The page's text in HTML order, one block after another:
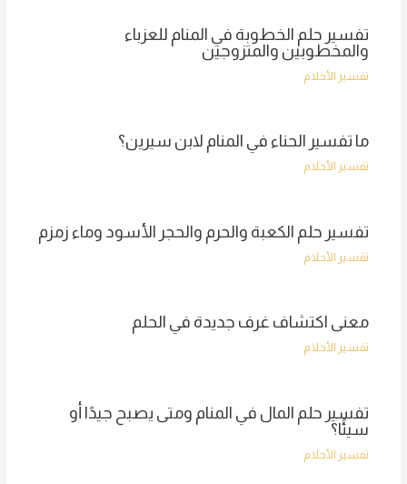
تفسير حلم الخطوبة في المنام للعزباء
والمخطوبين والمتزوجين
تفسير الأحلام
ما تفسير الحناء في المنام لابن سيرين؟
تفسير الأحلام
تفسير حلم الكعبة والحرم والحجر الأسود وماء زمزم
تفسير الأحلام
معنى اكتشاف غرف جديدة في الحلم
تفسير الأحلام
تفسير حلم المال في المنام ومتى يصبح جيدًا أو
سيئًا؟
تفسير الأحلام